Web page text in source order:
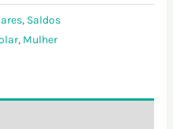
, Saldos
, Mulher